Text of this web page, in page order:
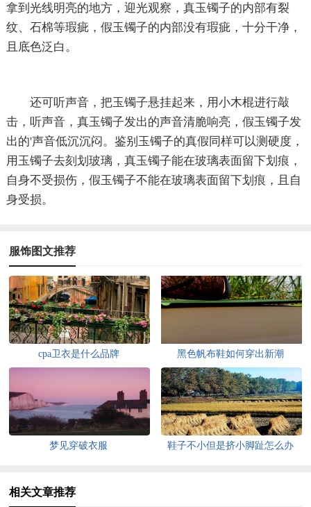
拿到光线明亮的地方，迎光观察，真玉镯子的内部有裂
纹、石棉等瑕疵，假玉镯子的内部没有瑕疵，十分干净，
且底色泛白。
还可听声音，把玉镯子悬挂起来，用小木棍进行敲
击，听声音，真玉镯子发出的声音清脆响亮，假玉镯子发
出的'声音低沉沉闷。鉴别玉镯子的真假同样可以测硬度，
用玉镯子去刻划玻璃，真玉镯子能在玻璃表面留下划痕，
自身不受损伤，假玉镯子不能在玻璃表面留下划痕，且自
身受损。
服饰图文推荐
cpa卫衣是什么品牌 黑色帆布鞋如何穿出新潮
梦见穿破衣服 鞋子不小但是挤小脚趾怎么办
相关文章推荐